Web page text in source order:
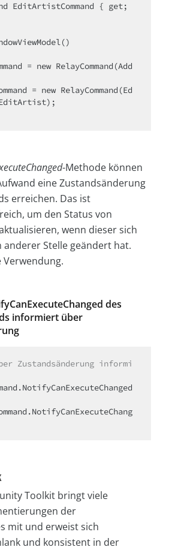
EditArtistCommand { get;
-Methode können
eine Zustandsänderung
erreichen. Das ist
um den Status von
wenn dieser sich
anderer Stelle geändert hat.
Verwendung.
des
informiert über
Zustandsänderung informi
Toolkit bringt viele
der
mit und erweist sich
und konsistent in der